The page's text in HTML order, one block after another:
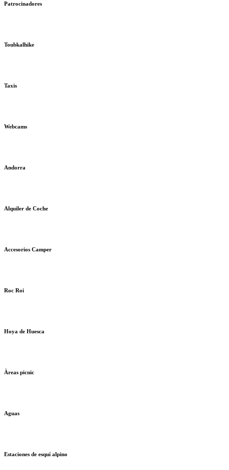
Patrocinadores
Toubkalhike
Taxis
Webcams
Andorra
Alquiler de Coche
Accesorios Camper
Roc Roi
Hoya de Huesca
Àreas picnic
Aguas
Estaciones de esquí alpino